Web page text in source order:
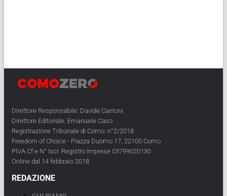
Direttore Responsabile: Davide Cantoni
Direttore Editoriale: Emanuele Caso
Registrazione Tribunale di Como: n°2/2018
Freedom of Choice - Piazza Duomo 17, 22100 Como
PIVA Cf e N° Iscr. Registro Imprese 03799020130
Online dal 14 febbraio 2018
REDAZIONE